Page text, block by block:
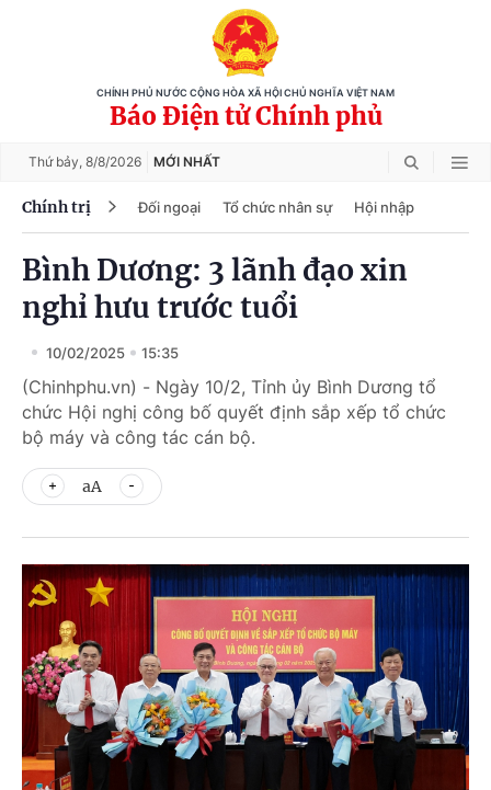
CHÍNH PHỦ NƯỚC CỘNG HÒA XÃ HỘI CHỦ NGHĨA VIỆT NAM
Báo Điện tử Chính phủ
Thứ bảy, 8/8/2026 MỚI NHẤT
Chính trị Đối ngoại Tổ chức nhân sự Hội nhập
Bình Dương: 3 lãnh đạo xin
nghỉ hưu trước tuổi
10/02/2025 15:35
(Chinhphu.vn) - Ngày 10/2, Tỉnh ủy Bình Dương tổ
chức Hội nghị công bố quyết định sắp xếp tổ chức
bộ máy và công tác cán bộ.
aA